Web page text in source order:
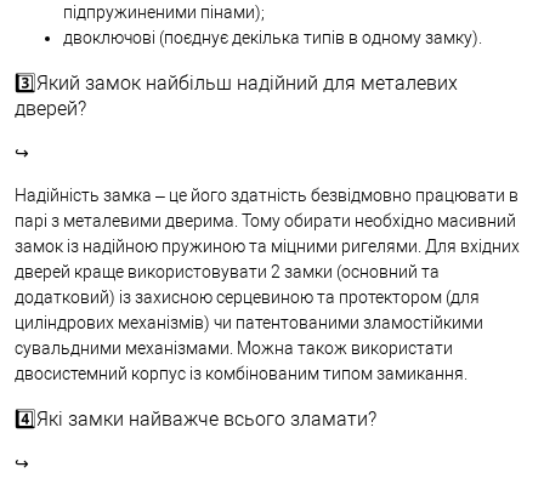
підпружиненими пінами);
двоключові (поєднує декілька типів в одному замку).
3️⃣Який замок найбільш надійний для металевих
дверей?
↪
Надійність замка – це його здатність безвідмовно працювати в
парі з металевими дверима. Тому обирати необхідно масивний
замок із надійною пружиною та міцними ригелями. Для вхідних
дверей краще використовувати 2 замки (основний та
додатковий) із захисною серцевиною та протектором (для
циліндрових механізмів) чи патентованими зламостійкими
сувальдними механізмами. Можна також використати
двосистемний корпус із комбінованим типом замикання.
4️⃣Які замки найважче всього зламати?
↪